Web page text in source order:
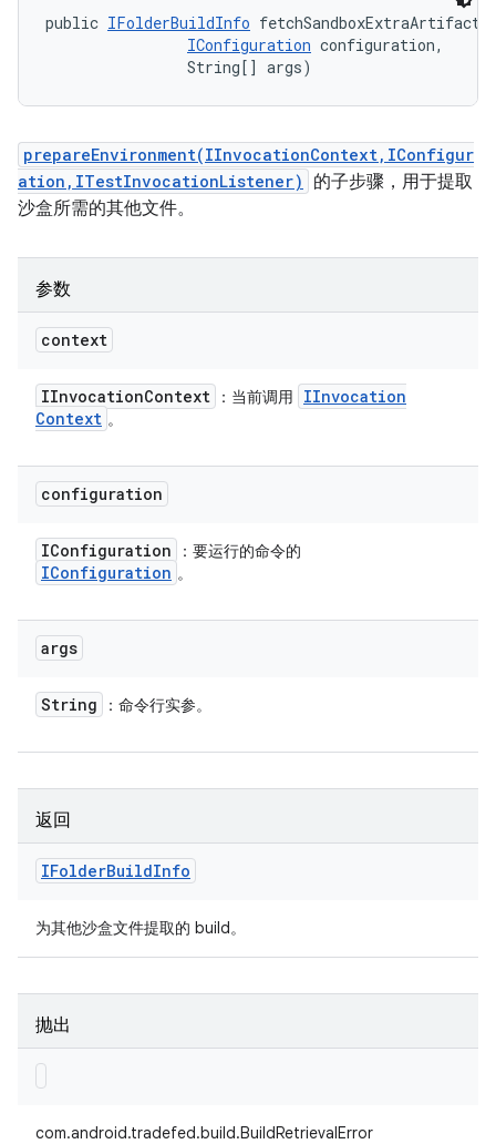
public IFolderBuildInfo
IConfiguration configuration,
                String[] args)
prepareEnvironment(IInvocationContext,IConfigur
ation,ITestInvocationListener)
的子步骤，用于提取
沙盒所需的其他文件。
参数
context
IInvocationContext ：当前调用
IInvocation
Context 。
configuration
IConfiguration ：要运行的命令的
IConfiguration 。
args
String ：命令行实参。
返回
IFolderBuildInfo
为其他沙盒文件提取的 build。
抛出
com.android.tradefed.build.BuildRetrievalError